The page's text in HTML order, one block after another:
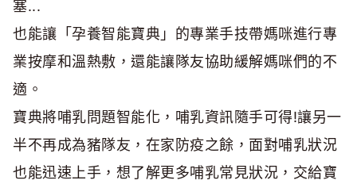
塞...
也能讓「孕養智能寶典」的專業手技帶媽咪進行專
業按摩和溫熱敷，還能讓隊友協助緩解媽咪們的不
適。
寶典將哺乳問題智能化，哺乳資訊隨手可得!讓另一
半不再成為豬隊友，在家防疫之餘，面對哺乳狀況
也能迅速上手，想了解更多哺乳常見狀況，交給寶